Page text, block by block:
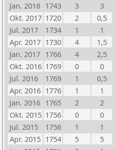
Jan. 2018 1743 3
3
Okt. 2017 1720 2
0,5
Jul. 2017
1734 1
1
Apr. 2017 1730 4
1,5
Jan. 2017 1766 4
2,5
Okt. 2016 1769 0
0
Jul. 2016
1769 1
0,5
Apr. 2016 1776 1
1
Jan. 2016 1765 2
2
Okt. 2015 1756 0
0
Jul. 2015
1756 1
1
Apr. 2015 1754 5
5